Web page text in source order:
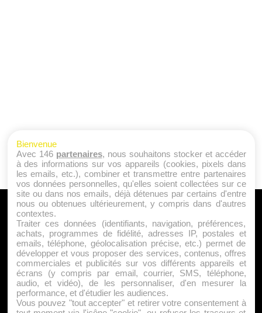
A PROPOS
Qui sommes nous ?
Mentions Légales
Publicité
Politique de Cookies
Contact
Bienvenue
Avec 146 partenaires, nous souhaitons stocker et accéder
à des informations sur vos appareils (cookies, pixels dans
les emails, etc.), combiner et transmettre entre partenaires
vos données personnelles, qu'elles soient collectées sur ce
site ou dans nos emails, déjà détenues par certains d'entre
nous ou obtenues ultérieurement, y compris dans d'autres
contextes.
Traiter ces données (identifiants, navigation, préférences,
achats, programmes de fidélité, adresses IP, postales et
emails, téléphone, géolocalisation précise, etc.) permet de
développer et vous proposer des services, contenus, offres
commerciales et publicités sur vos différents appareils et
écrans (y compris par email, courrier, SMS, téléphone,
audio, et vidéo), de les personnaliser, d'en mesurer la
performance, et d'étudier les audiences.
Vous pouvez "tout accepter" et retirer votre consentement à